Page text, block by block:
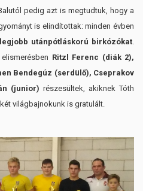
pedig azt is megtudtuk, hogy a
is elindítottak: minden évben
utánpótláskorú birkózókat
Ritzl Ferenc (diák 2),
Bendegúz (serdülő), Cseprakov
(junior) részesültek, akiknek Tóth
világbajnokunk is gratulált.